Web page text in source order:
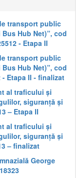
transport public
Hub Net)”, cod
- Etapa II
transport public
Hub Net)”, cod
- Etapa II - finalizat
al traficului și
siguranță și
– Etapa II
al traficului și
siguranță și
– finalizat
George